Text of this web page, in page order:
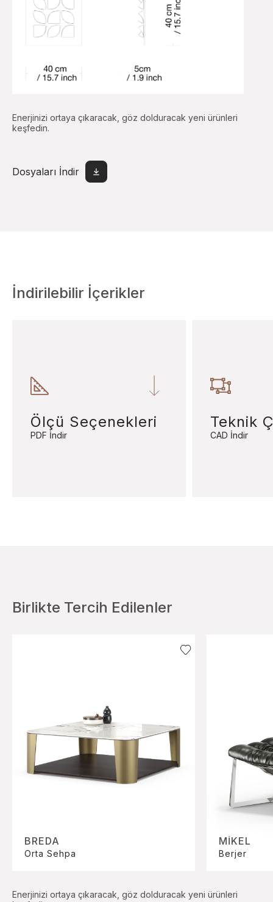
Enerjinizi ortaya çıkaracak, göz dolduracak yeni ürünleri
keşfedin.
Dosyaları İndir
İndirilebilir İçerikler
Ölçü Seçenekleri
PDF İndir
Teknik
CAD İndir
Birlikte Tercih Edilenler
BREDA
Orta Sehpa
MIKEL
Berjer
Enerjinizi ortaya çıkaracak, göz dolduracak yeni ürünleri